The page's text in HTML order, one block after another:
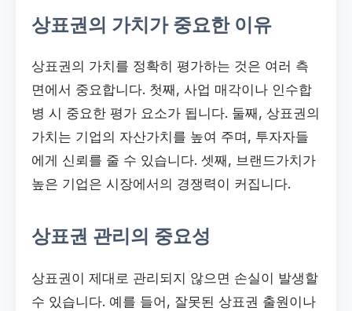
상표권의 가치가 중요한 이유
상표권의 가치를 정확히 평가하는 것은 여러 측
면에서 중요합니다. 첫째, 사업 매각이나 인수합
병 시 중요한 평가 요소가 됩니다. 둘째, 상표권의
가치는 기업의 자산가치를 높여 주며, 투자자들
에게 신뢰를 줄 수 있습니다. 셋째, 브랜드가치가
높은 기업은 시장에서의 경쟁력이 커집니다.
상표권 관리의 중요성
상표권이 제대로 관리되지 않으면 손실이 발생할
수 있습니다. 예를 들어, 잘못된 상표권 출원이나